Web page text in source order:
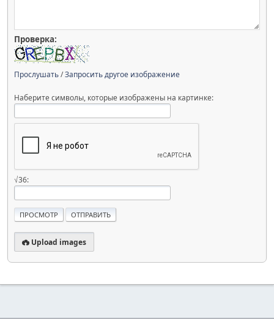
Проверка:
Прослушать/Запросить другое изображение
Наберите символы, которые изображены на картинке:
√36:
Upload images